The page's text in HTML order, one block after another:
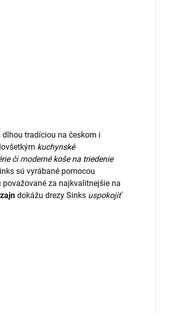
tradíciou na českom i
kuchynské
či modernékoše na triedenie
sú vyrábané pomocou
za najkvalitnejšie na
dokážu drezy Sinks uspokojiť